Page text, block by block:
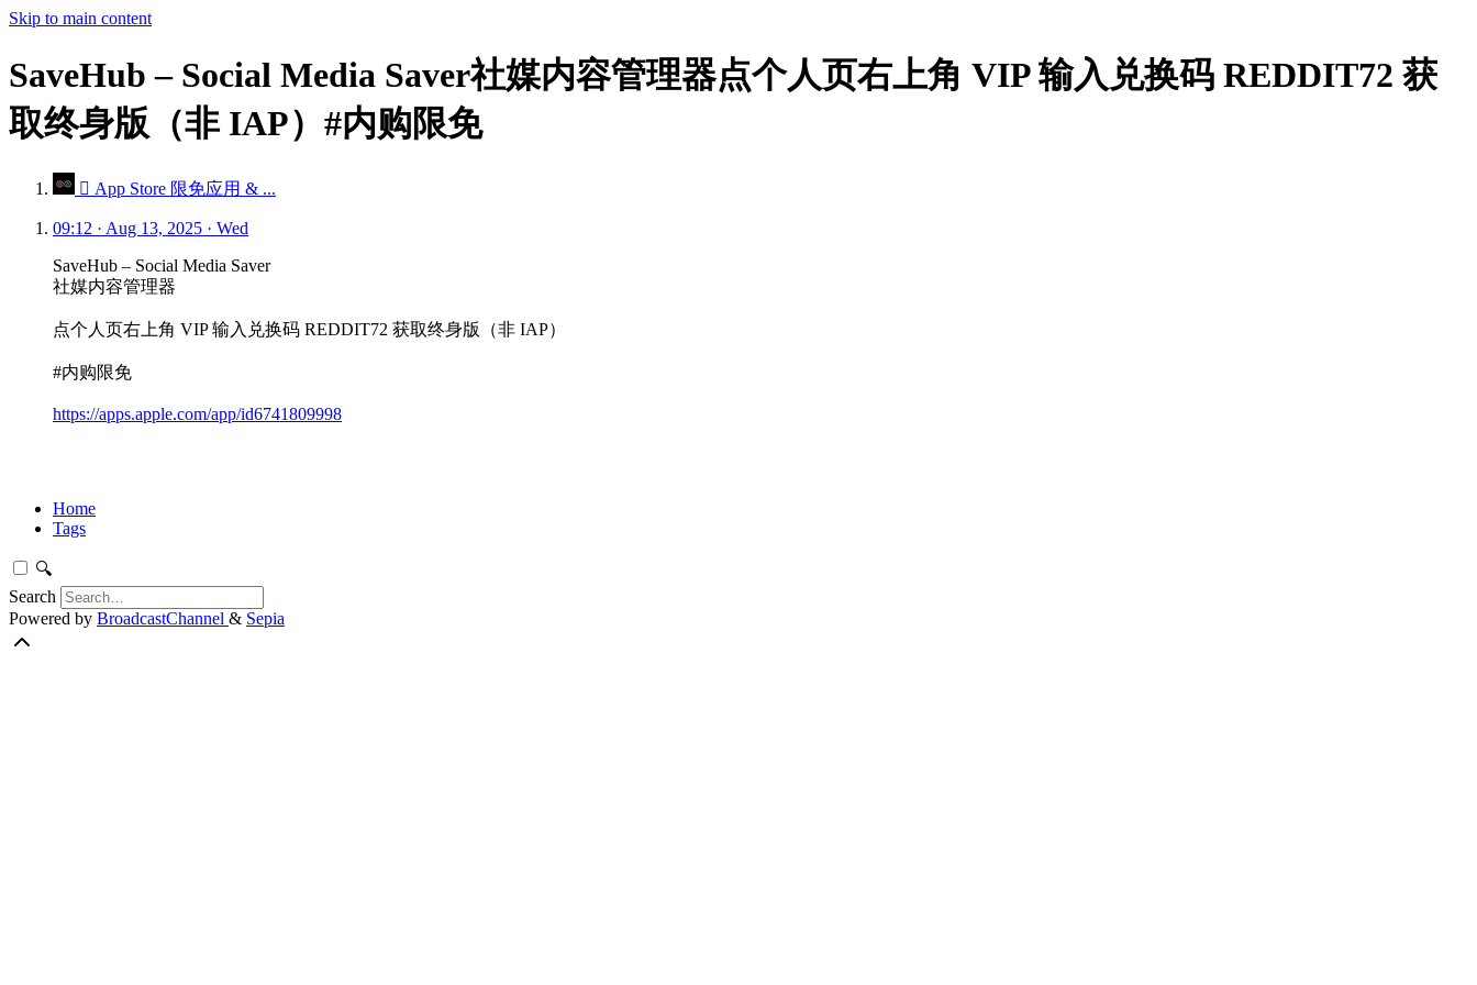
Skip to main content
SaveHub – Social Media Saver社媒内容管理器点个人页右上角 VIP 输入兑换码 REDDIT72 获
取终身版（非 IAP）#内购限免
 App Store 限免应用 & ...
09:12 · Aug 13, 2025 · Wed
SaveHub – Social Media Saver
社媒内容管理器
点个人页右上角 VIP 输入兑换码 REDDIT72 获取终身版（非 IAP）
#内购限免
https://apps.apple.com/app/id6741809998
Home
Tags
🔍
Search
Powered by BroadcastChannel & Sepia